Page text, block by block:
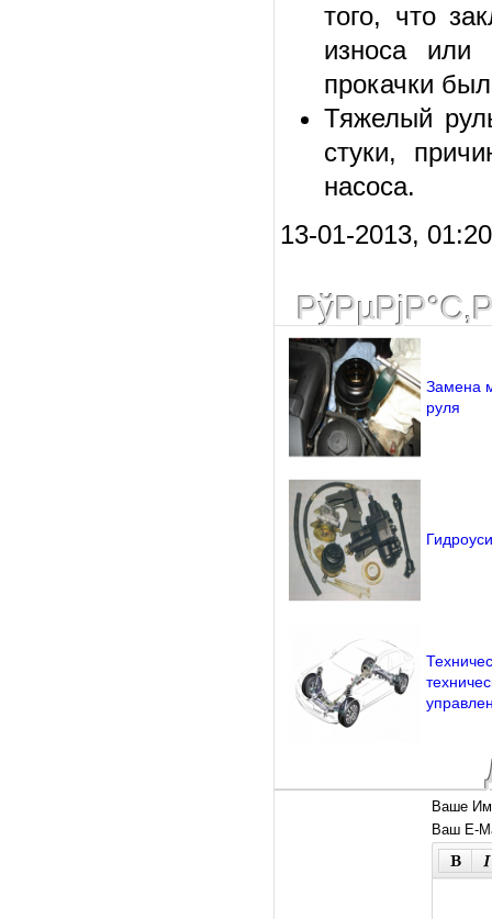
того, что
износа или
прокачки
Тяжелый
стуки,
насоса.
13-01-2013,
Замена
руля
Ваше
Ваш E-